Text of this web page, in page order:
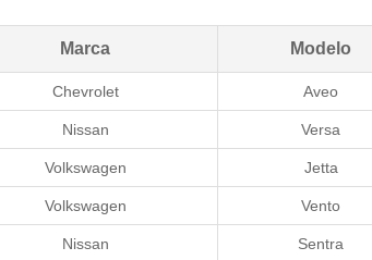
Marca Modelo
Chevrolet Aveo
Nissan Versa
Volkswagen Jetta
Volkswagen Vento
Nissan Sentra